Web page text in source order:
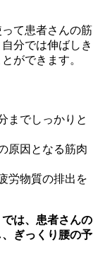
て患者さんの筋
分では伸ばしき
ができます。
までしっかりと
原因となる筋肉
労物質の排出を
は、患者さんの
ぎっくり腰の予